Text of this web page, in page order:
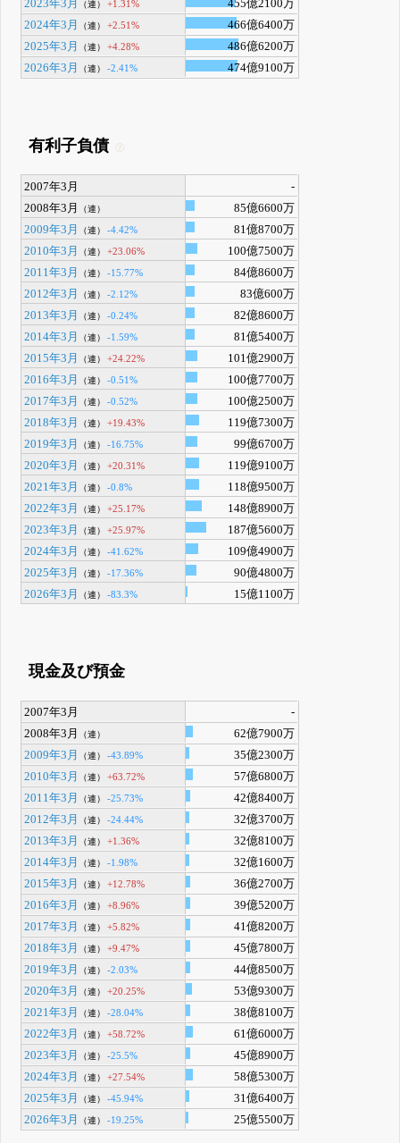
2023年3月 （連） +1.31%
455億2100万
2024年3月
（連） +2.51%
466億6400万
2025年3月
（連） +4.28%
486億6200万
2026年3月
（連） -2.41% 474億9100万
有利子負債
2007年3月
-
2008年3月
（連）
85億6600万
2009年3月
（連） -4.42%
81億8700万
2010年3月
（連） +23.06%
100億7500万
2011年3月
（連） -15.77%
84億8600万
2012年3月
（連） -2.12%
83億600万
2013年3月
（連） -0.24%
82億8600万
2014年3月
（連） -1.59%
81億5400万
2015年3月
（連） +24.22%
101億2900万
2016年3月
（連） -0.51%
100億7700万
2017年3月
（連） -0.52%
100億2500万
2018年3月
（連） +19.43%
119億7300万
2019年3月
（連） -16.75%
99億6700万
2020年3月
（連） +20.31%
119億9100万
2021年3月
（連） -0.8%
118億9500万
2022年3月
（連） +25.17%
148億8900万
2023年3月
（連） +25.97%
187億5600万
2024年3月
（連） -41.62%
109億4900万
2025年3月
（連） -17.36%
90億4800万
2026年3月
（連） -83.3% 15億1100万
現金及び預金
2007年3月
-
2008年3月
（連）
62億7900万
2009年3月
（連） -43.89%
35億2300万
2010年3月
（連） +63.72%
57億6800万
2011年3月
（連） -25.73%
42億8400万
2012年3月
（連） -24.44%
32億3700万
2013年3月
（連） +1.36%
32億8100万
2014年3月
（連） -1.98%
32億1600万
2015年3月
（連） +12.78%
36億2700万
2016年3月
（連） +8.96%
39億5200万
2017年3月
（連） +5.82%
41億8200万
2018年3月
（連） +9.47%
45億7800万
2019年3月
（連） -2.03%
44億8500万
2020年3月
（連） +20.25%
53億9300万
2021年3月
（連） -28.04%
38億8100万
2022年3月
（連） +58.72%
61億6000万
2023年3月
（連） -25.5%
45億8900万
2024年3月
（連） +27.54%
58億5300万
2025年3月
（連） -45.94%
31億6400万
2026年3月
（連） -19.25% 25億5500万